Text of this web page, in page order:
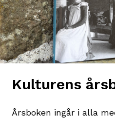
Kulturens
Årsboken ingår i alla